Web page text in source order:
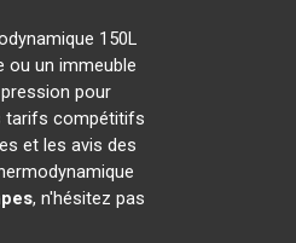
150L
ou un immeuble
pour
compétitifs
et les avis des
, n'hésitez pas